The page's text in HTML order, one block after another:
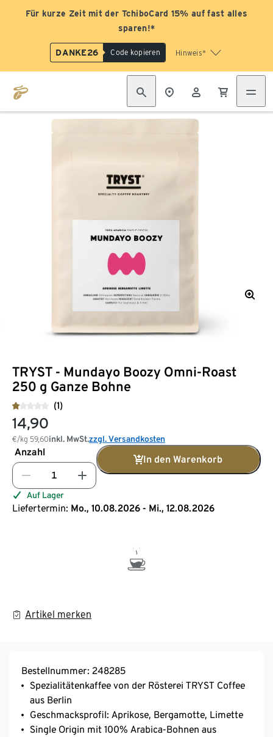
Für kurze Zeit mit der TchiboCard 15% auf fast alles
sparen!*
DANKE26 Code kopieren Hinweis*
TRYST - Mundayo Boozy Omni-Roast
250 g Ganze Bohne
(1)
14,90
€/kg 59,60inkl. MwSt.zzgl. Versandkosten
Anzahl
In den Warenkorb
Auf Lager
Liefertermin: Mo., 10.08.2026 - Mi., 12.08.2026
Artikel merken
Bestellnummer: 248285
Spezialitätenkaffee von der Rösterei TRYST Coffee
aus Berlin
Geschmacksprofil: Aprikose, Bergamotte, Limette
Single Origin mit 100% Arabica-Bohnen aus